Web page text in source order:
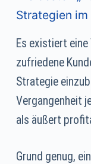
Strategien
Es existiert
zufriedene
Strategie
Vergangenheit
als äußert
Grund genug,